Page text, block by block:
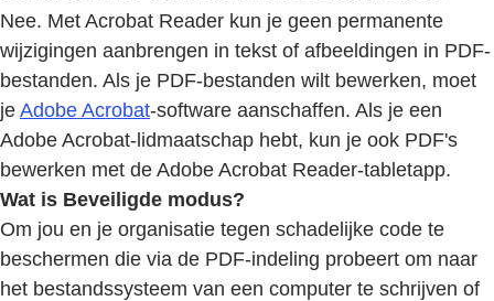
Nee. Met Acrobat Reader kun je geen permanente
wijzigingen aanbrengen in tekst of afbeeldingen in PDF-
bestanden. Als je PDF-bestanden wilt bewerken, moet
je Adobe Acrobat-software aanschaffen. Als je een
Adobe Acrobat-lidmaatschap hebt, kun je ook PDF's
bewerken met de Adobe Acrobat Reader-tabletapp.
Wat is Beveiligde modus?
Om jou en je organisatie tegen schadelijke code te
beschermen die via de PDF-indeling probeert om naar
het bestandssysteem van een computer te schrijven of